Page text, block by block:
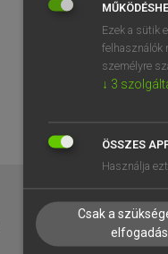
EGYÉNI
TANULÓKNAK
Ezek a sütik
felhasználók
személyre
↓ 3
ÖSSZES
Használja
Csak a